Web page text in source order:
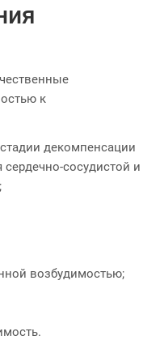
к
декомпенсации
сердечно-сосудистой и
возбудимостью;